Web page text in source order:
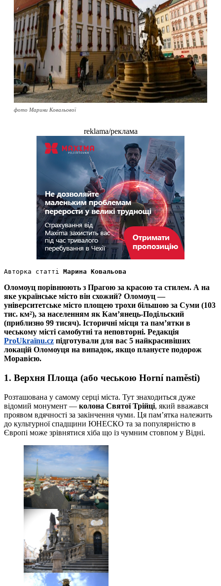
фото Марини Ковальової
reklama/реклама
Авторка статті Марина Ковальова
Оломоуц порівнюють з Прагою за красою та стилем. А на
яке українське місто він схожий? Оломоуц —
університетське місто площею трохи більшою за Суми (103
тис. км²), за населенням як Кам’янець-Подільский
(приблизно 99 тисяч). Історичні місця та пам’ятки в
чеському місті самобутні та неповторні. Редакція
ProUkraїnu.cz підготували для вас 5 найкрасивіших
локацій Оломоуця на випадок, якщо плануєте подорож
Моравією.
1. Верхня Площа (або чеською Horní naměsti)
Розташована у самому серці міста. Тут знаходиться дуже
відомий монумент — колона Святої Трійці, який вважався
проявом вдячності за закінчення чуми. Ця пам’ятка належить
до культурної спадщини ЮНЕСКО та за популярністю в
Європі може зрівнятися хіба що із чумним стовпом у Відні.